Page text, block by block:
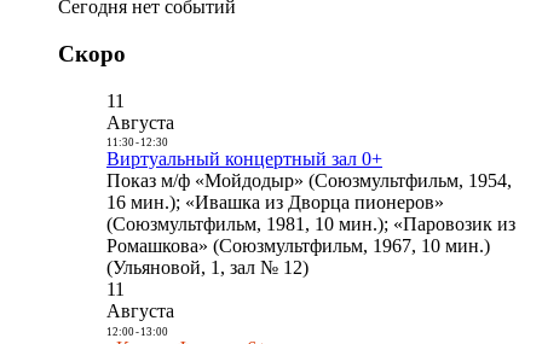
Сегодня нет событий
Скоро
11
Августа
11:30- 12:30
Виртуальный концертный зал 0+
Показ м/ф «Мойдодыр» (Союзмультфильм, 1954,
16 мин.); «Ивашка из Дворца пионеров»
(Союзмультфильм, 1981, 10 мин.); «Паровозик из
Ромашкова» (Союзмультфильм, 1967, 10 мин.)
(Ульяновой, 1, зал № 12)
11
Августа
12:00- 13:00